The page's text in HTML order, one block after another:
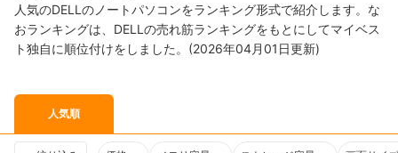
人気のDELLのノートパソコンをランキング形式で紹介します。な
おランキングは、DELLの売れ筋ランキングをもとにしてマイベス
ト独自に順位付けをしました。(2026年04月01日更新)
人気順